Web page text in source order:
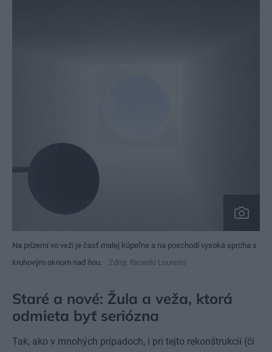
Na prízemí vo veži je časť malej kúpeľne a na poschodí vysoká sprcha s
kruhovým oknom nad ňou.
Zdroj: Ricardo Loureiro
Staré a nové: Žula a veža, ktorá
odmieta byť seriózna
Tak, ako v mnohých prípadoch, i pri tejto rekonštrukcii (či